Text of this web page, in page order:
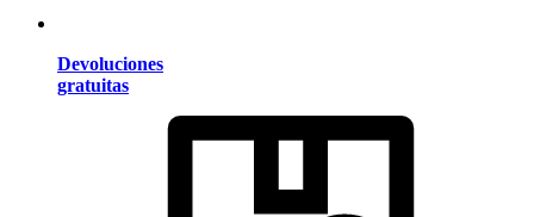
Devoluciones
gratuitas